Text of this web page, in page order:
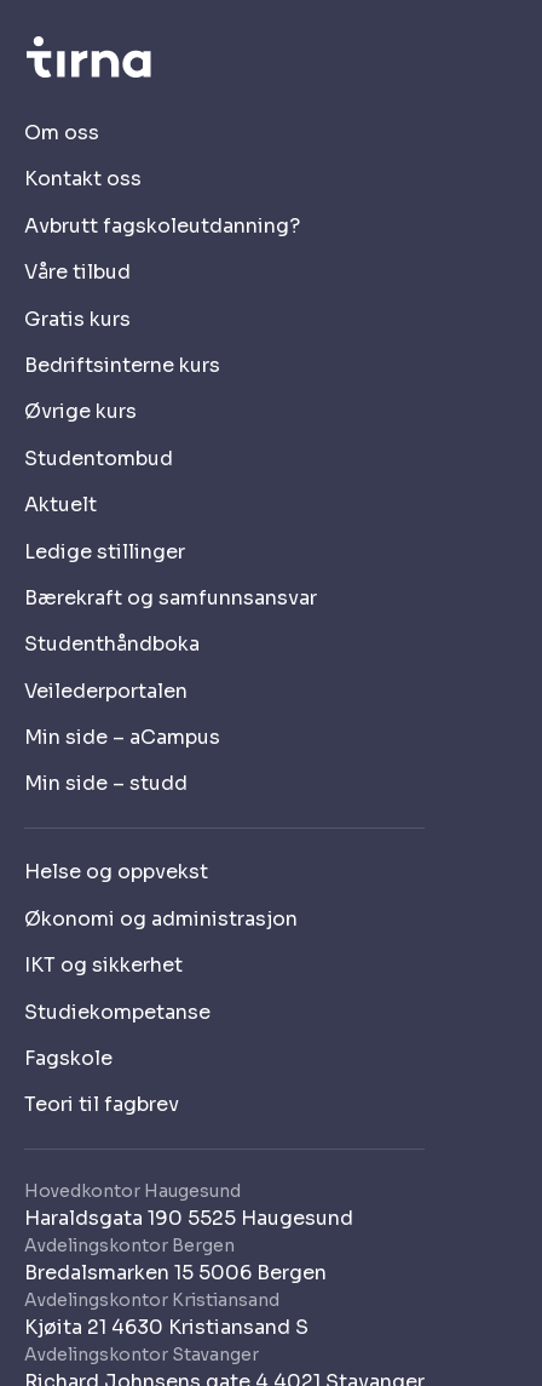
Hovedkontor Haugesund
Haraldsgata 190 5525 Haugesund
Avdelingskontor Bergen
Bredalsmarken 15 5006 Bergen
Avdelingskontor Kristiansand
Kjøita 21 4630 Kristiansand S
Avdelingskontor Stavanger
Om oss
Kontakt oss
Avbrutt fagskoleutdanning?
Våre tilbud
Gratis kurs
Bedriftsinterne kurs
Øvrige kurs
Studentombud
Aktuelt
Ledige stillinger
Bærekraft og samfunnsansvar
Studenthåndboka
Veilederportalen
Min side – aCampus
Min side – studd
Helse og oppvekst
Økonomi og administrasjon
IKT og sikkerhet
Studiekompetanse
Fagskole
Teori til fagbrev